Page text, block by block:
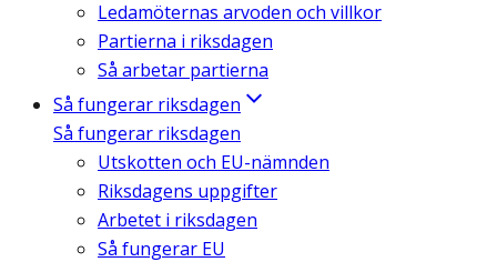
Ledamöternas arvoden och villkor
Partierna i riksdagen
Så arbetar partierna
Så fungerar riksdagen
Så fungerar riksdagen
Utskotten och EU-nämnden
Riksdagens uppgifter
Arbetet i riksdagen
Så fungerar EU